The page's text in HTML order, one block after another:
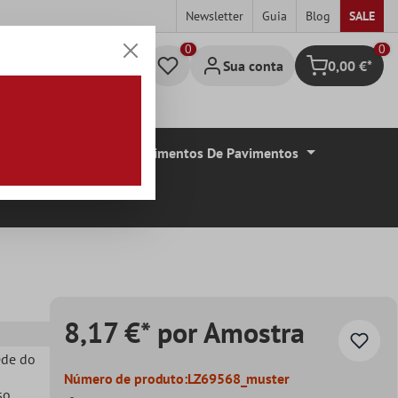
Newsletter Guia Blog SALE
Sua conta Carrinho de
0
0,00 €*
Revestimentos De Pavimentos
do
,
8,17 €* por Amostra
Número de produto:LZ69568_muster